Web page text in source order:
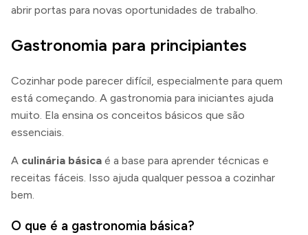
abrir portas para novas oportunidades de trabalho.
Gastronomia para principiantes
Cozinhar pode parecer difícil, especialmente para quem
está começando. A gastronomia para iniciantes ajuda
muito. Ela ensina os conceitos básicos que são
essenciais.
A culinária básica é a base para aprender técnicas e
receitas fáceis. Isso ajuda qualquer pessoa a cozinhar
bem.
O que é a gastronomia básica?